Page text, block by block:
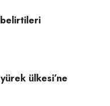
belirtileri
ülkesi’ne